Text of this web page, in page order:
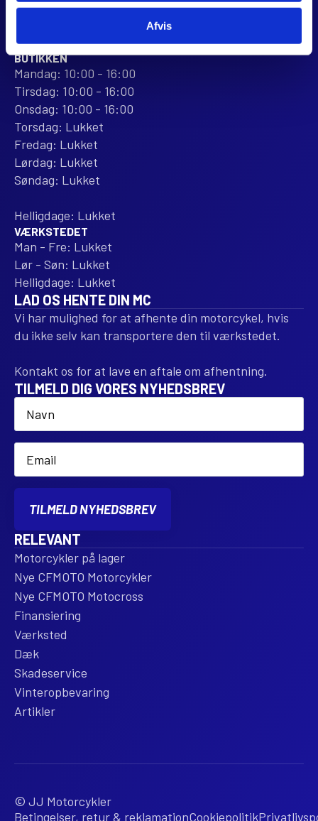
Afvis
Anmeld os på Trustpilot
ÅBNINGSTIDER
BUTIKKEN
Mandag: 10:00 - 16:00
Tirsdag: 10:00 - 16:00
Onsdag: 10:00 - 16:00
Torsdag: Lukket
Fredag: Lukket
Lørdag: Lukket
Søndag: Lukket
Helligdage: Lukket
VÆRKSTEDET
Man - Fre: Lukket
Lør - Søn: Lukket
Helligdage: Lukket
LAD OS HENTE DIN MC
Vi har mulighed for at afhente din motorcykel, hvis
du ikke selv kan transportere den til værkstedet.
Kontakt os for at lave en aftale om afhentning.
TILMELD DIG VORES NYHEDSBREV
Name
Email
TILMELD NYHEDSBREV
RELEVANT
Motorcykler på lager
Nye CFMOTO Motorcykler
Nye CFMOTO Motocross
Finansiering
Værksted
Dæk
Skadeservice
Vinteropbevaring
Artikler
© JJ Motorcykler
Betingelser, retur & reklamationCookiepolitik